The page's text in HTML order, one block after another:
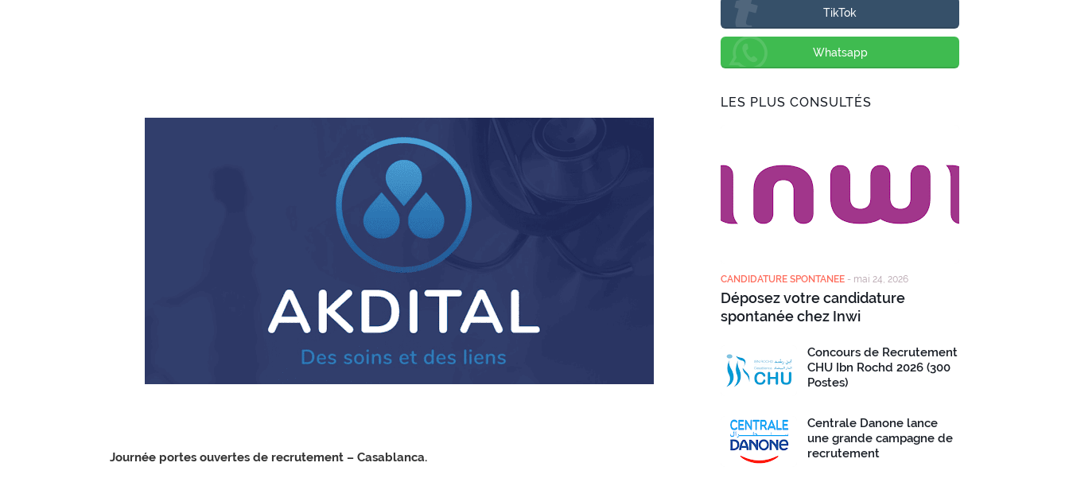
Journée portes ouvertes de recrutement – Casablanca.
TikTok
Whatsapp
LES PLUS CONSULTÉS
CANDIDATURE SPONTANEE - mai 24, 2026
Déposez votre candidature
spontanée chez Inwi
Concours de Recrutement
CHU Ibn Rochd 2026 (300
Postes)
Centrale Danone lance
une grande campagne de
recrutement